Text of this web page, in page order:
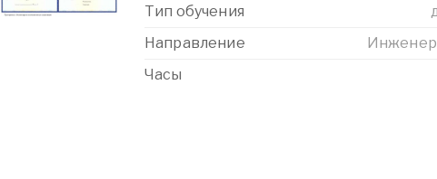
Тип обучения
Направление
Часы